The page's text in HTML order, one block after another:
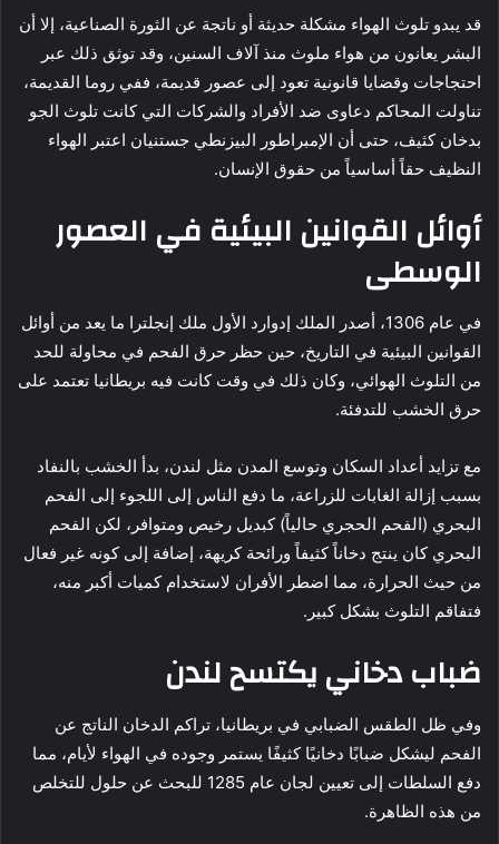
قد يبدو تلوث الهواء مشكلة حديثة أو ناتجة عن الثورة الصناعية، إلا أن
البشر يعانون من هواء ملوث منذ آلاف السنين، وقد توثق ذلك عبر
احتجاجات وقضايا قانونية تعود إلى عصور قديمة، ففي روما القديمة،
تناولت المحاكم دعاوى ضد الأفراد والشركات التي كانت تلوث الجو
بدخان كثيف، حتى أن الإمبراطور البيزنطي جستنيان اعتبر الهواء
النظيف حقاً أساسياً من حقوق الإنسان.
أوائل القوانين البيئية في العصور
الوسطى
في عام 1306، أصدر الملك إدوارد الأول ملك إنجلترا ما يعد من أوائل
القوانين البيئية في التاريخ، حين حظر حرق الفحم في محاولة للحد
من التلوث الهوائي، وكان ذلك في وقت كانت فيه بريطانيا تعتمد على
حرق الخشب للتدفئة.
مع تزايد أعداد السكان وتوسع المدن مثل لندن، بدأ الخشب بالنفاد
بسبب إزالة الغابات للزراعة، ما دفع الناس إلى اللجوء إلى الفحم
البحري (الفحم الحجري حالياً) كبديل رخيص ومتوافر، لكن الفحم
البحري كان ينتج دخاناً كثيفاً ورائحة كريهة، إضافة إلى كونه غير فعال
من حيث الحرارة، مما اضطر الأفران لاستخدام كميات أكبر منه،
فتفاقم التلوث بشكل كبير.
ضباب دخاني يكتسح لندن
وفي ظل الطقس الضبابي في بريطانيا، تراكم الدخان الناتج عن
الفحم ليشكل ضبابًا دخانيًا كثيفًا يستمر وجوده في الهواء لأيام، مما
دفع السلطات إلى تعيين لجان عام 1285 للبحث عن حلول للتخلص
من هذه الظاهرة.